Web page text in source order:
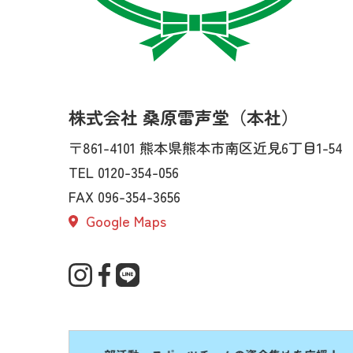
株式会社 桑原雷声堂（本社）
〒861-4101 熊本県熊本市南区近見6丁目1-54
TEL 0120-354-056
FAX 096-354-3656
Google Maps